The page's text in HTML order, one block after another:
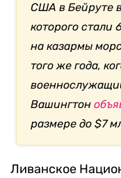
США в Бейруте
которого стали
на казармы
того же года,
Вашингтон
размере до $7
Ливанское